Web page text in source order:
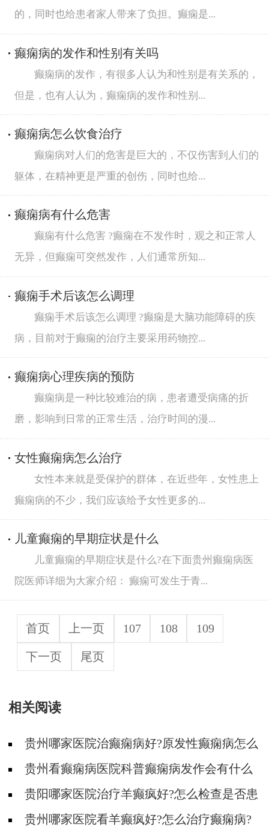
的，同时也给患者家人带来了负担。癫痫是...
癫痫病的发作和性别有关吗
癫痫病的发作，有很多人认为和性别是有关系的，
但是，也有人认为，癫痫病的发作和性别...
癫痫病怎么饮食治疗
癫痫病对人们的危害是巨大的，不仅伤害到人们的
躯体，在精神更是严重的创伤，同时也给...
癫痫病有什么危害
癫痫有什么危害 ?癫痫在不发作时，观之和正常人
无异，但癫痫可突然发作，人们通常所知...
癫痫手术后该怎么调理
癫痫手术后该怎么调理 ?癫痫是大脑功能障碍的疾
病，目前对于癫痫的治疗主要采用药物控...
癫痫病心理疾病的预防
癫痫病是一种比较难治的病，患者遭受病痛的折
磨，影响到日常的正常生活，治疗时间的漫...
女性癫痫病怎么治疗
女性本来就是受保护的群体，在近些年，女性患上
癫痫病的不少，我们应该给予女性更多的...
儿童癫痫的早期症状是什么
儿童癫痫的早期症状是什么?在下面贵州癫痫病医
院医师详细为大家介绍： 癫痫可发生于青...
首页 上一页 107 108 109
下一页 尾页
相关阅读
贵州哪家医院治癫痫病好?原发性癫痫病怎么
治疗好?
贵州看癫痫病医院科普癫痫病发作会有什么
症状?贵阳哪家医院治疗羊癫疯好?怎么检查是否患
有癫痫病?
贵州哪家医院看羊癫疯好?怎么治疗癫痫病?